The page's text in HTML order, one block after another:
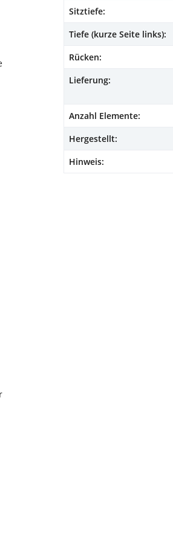
Sitztiefe:
Tiefe (kurze Seite links):
Rücken:
Lieferung:
Anzahl Elemente:
Hergestellt:
Hinweis: